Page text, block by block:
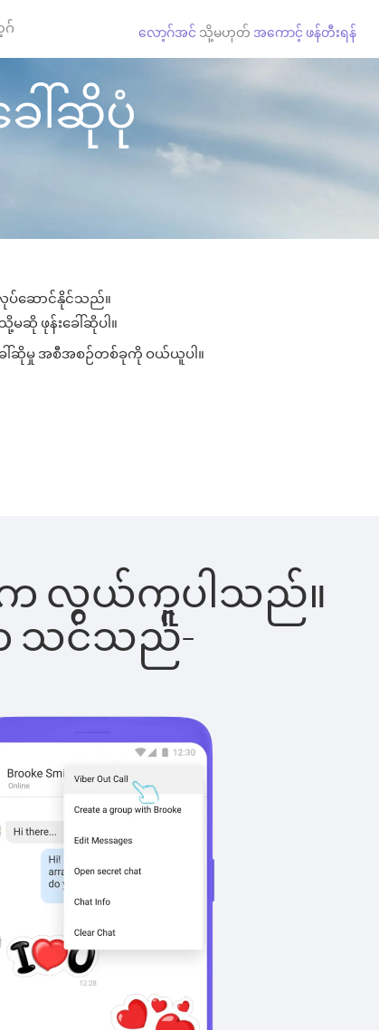
ဂ် လော့ဂ်အင် သို့မဟုတ် အကောင့် ဖန်တီးရန်
ေါ်ဆိုပုံ
လုပ်ဆောင်နိုင်သည်။
ဆို ဖုန်းခေါ်ဆိုပါ။
ေါ်ဆိုမှု အစီအစဉ်တစ်ခုကို ဝယ်ယူပါ။
င်းက လွယ်ကူပါသည်။
က သင်သည်-